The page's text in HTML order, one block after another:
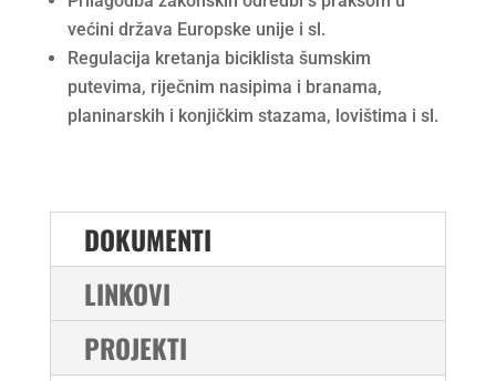
većini država Europske unije i sl.
Regulacija kretanja biciklista šumskim
putevima, riječnim nasipima i branama,
planinarskih i konjičkim stazama, lovištima i sl.
DOKUMENTI
LINKOVI
PROJEKTI